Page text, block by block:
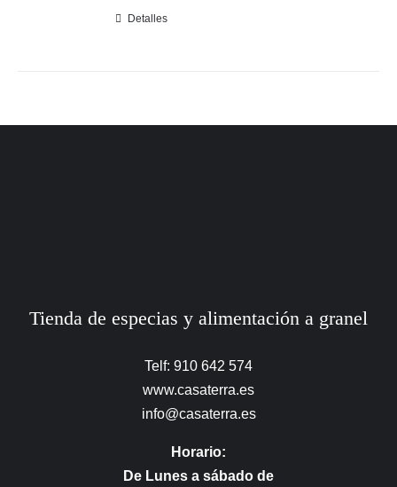
Detalles
Tienda de especias y alimentación a granel
Telf: 910 642 574
www.casaterra.es
info@casaterra.es
Horario:
De Lunes a sábado de